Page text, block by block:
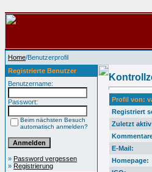
Home/Benutzerprofil
Registrierte Benutzer
Benutzername:
Passwort:
Beim nächsten Besuch
automatisch anmelden?
» Password vergessen
» Registrierung
Profil von:
Registriert
Zuletzt
E-Mail:
Homepage: